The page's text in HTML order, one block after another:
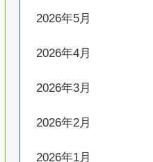
2026年5月
2026年4月
2026年3月
2026年2月
2026年1月